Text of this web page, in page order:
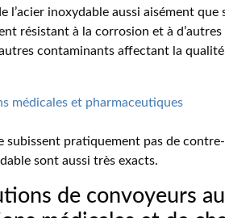
l’acier inoxydable aussi aisément
résistant à la corrosion et à
contaminants affectant la
médicales et pharmaceutiques
subissent pratiquement pas de
sont aussi très exacts.
de convoyeurs